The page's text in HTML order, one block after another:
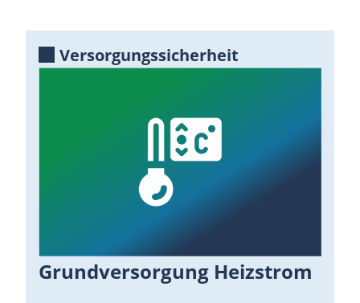
Versorgungssicherheit
Grundversorgung Heizstrom